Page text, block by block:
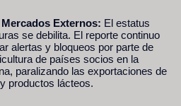
Externos: El estatus
se debilita. El reporte continuo
alertas y bloqueos por parte de
de países socios en la
paralizando las exportaciones de
productos lácteos.